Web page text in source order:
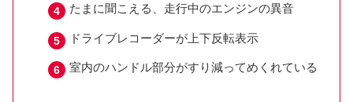
たまに聞こえる、走行中のエンジンの異音
ドライブレコーダーが上下反転表示
室内のハンドル部分がすり減ってめくれている